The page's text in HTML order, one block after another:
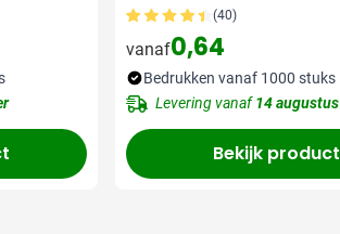
(40)
vanaf0,64
Bedrukken vanaf 1000 stuks
Levering vanaf14 augustus
Bekijk product